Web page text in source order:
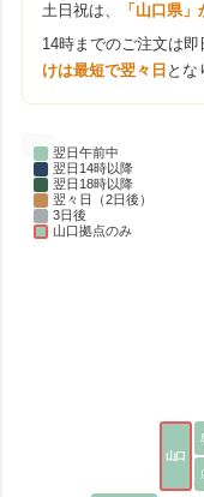
土日祝は、 「山口県
14時までのご注文は
けは最短で翌々日 とな
翌日午前中
翌日14時以降
翌日18時以降
翌々日（2日後）
3日後
山口拠点のみ
山口